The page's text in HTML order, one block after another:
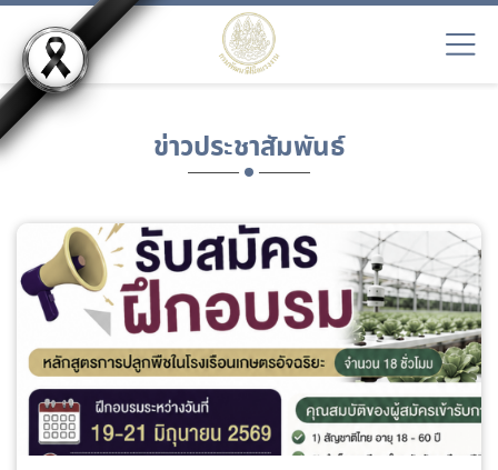
ข่าวประชาสัมพันธ์